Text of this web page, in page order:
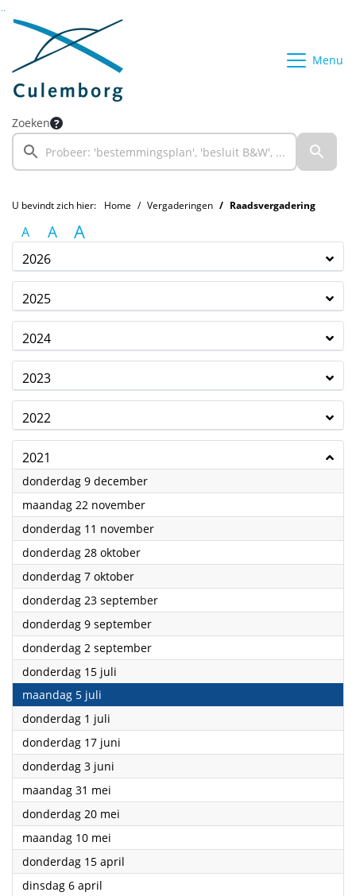
Ga naar de inhoud van deze pagina
Ga naar het zoeken
Ga naar het menu
Menu
Zoeken
U bevindt zich hier: Home Vergaderingen Raadsvergadering
A A A
2026
2025
2024
2023
2022
2021
donderdag 9 december2021
maandag 22 november2021
donderdag 11 november2021
donderdag 28 oktober2021
donderdag 7 oktober2021
donderdag 23 september2021
donderdag 9 september2021
donderdag 2 september2021
donderdag 15 juli
maandag 5 juli
donderdag 1 juli
donderdag 17 juni
donderdag 3 juni
maandag 31 mei
donderdag 20 mei
maandag 10 mei
donderdag 15 april
dinsdag 6 april